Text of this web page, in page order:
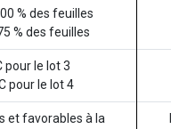
% des feuilles
% des feuilles
pour le lot 3
pour le lot 4
et favorables à la